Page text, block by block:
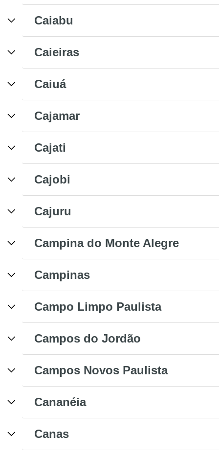
Caiabu
Caieiras
Caiuá
Cajamar
Cajati
Cajobi
Cajuru
Campina do Monte Alegre
Campinas
Campo Limpo Paulista
Campos do Jordão
Campos Novos Paulista
Cananéia
Canas